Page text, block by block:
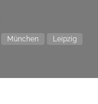
München
Leipzig